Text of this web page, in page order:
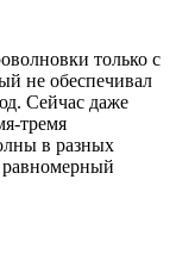
только с
не обеспечивал
Сейчас даже
тремя
в разных
равномерный